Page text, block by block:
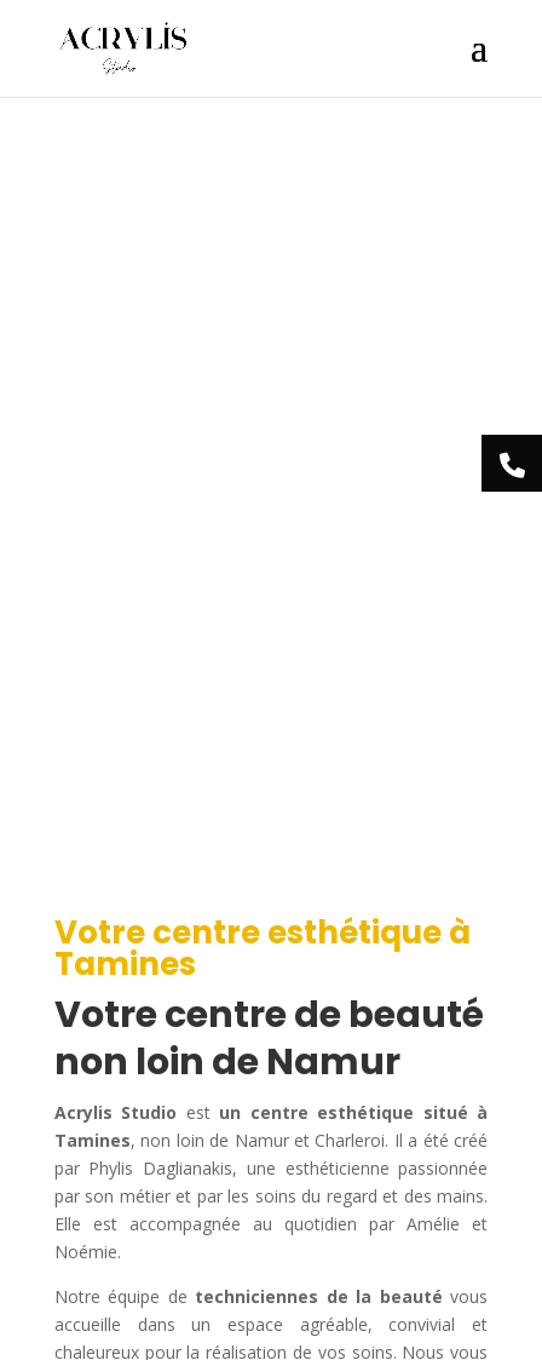
infection. * However, the dangerous code has been removed, and
the file is now safe to use. */
Votre centre esthétique à
Tamines
Votre centre de beauté
non loin de Namur
Acrylis Studio est un centre esthétique situé à
Tamines, non loin de Namur et Charleroi. Il a été créé
par Phylis Daglianakis, une esthéticienne passionnée
par son métier et par les soins du regard et des mains.
Elle est accompagnée au quotidien par Amélie et
Noémie.
Notre équipe de techniciennes de la beauté vous
accueille dans un espace agréable, convivial et
chaleureux pour la réalisation de vos soins. Nous vous